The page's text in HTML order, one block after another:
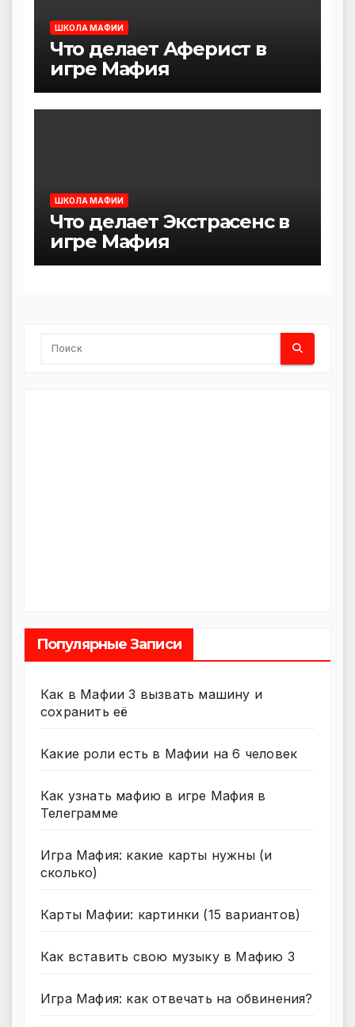
ШКОЛА МАФИИ
Что делает Аферист в
игре Мафия
ШКОЛА МАФИИ
Что делает Экстрасенс в
игре Мафия
Популярные Записи
Как в Мафии 3 вызвать машину и
сохранить её
Какие роли есть в Мафии на 6 человек
Как узнать мафию в игре Мафия в
Телеграмме
Игра Мафия: какие карты нужны (и
сколько)
Карты Мафии: картинки (15 вариантов)
Как вставить свою музыку в Мафию 3
Игра Мафия: как отвечать на обвинения?